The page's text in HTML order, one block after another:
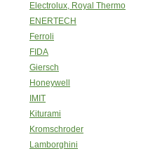
Electrolux, Royal Thermo
ENERTECH
Ferroli
FIDA
Giersch
Honeywell
IMIT
Kiturami
Kromschroder
Lamborghini